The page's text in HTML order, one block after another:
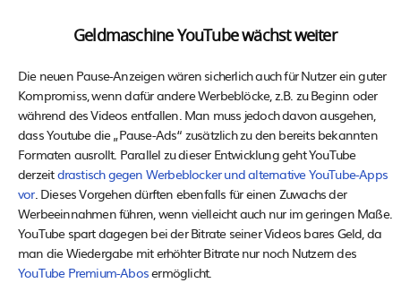
Geldmaschine YouTube wächst weiter
Die neuen Pause-Anzeigen wären sicherlich auch für Nutzer ein guter
Kompromiss, wenn dafür andere Werbeblöcke, z.B. zu Beginn oder
während des Videos entfallen. Man muss jedoch davon ausgehen,
dass Youtube die „Pause-Ads“ zusätzlich zu den bereits bekannten
Formaten ausrollt. Parallel zu dieser Entwicklung geht YouTube
derzeitdrastisch gegen Werbeblocker und alternative YouTube-Apps
vor. Dieses Vorgehen dürften ebenfalls für einen Zuwachs der
Werbeeinnahmen führen, wenn vielleicht auch nur im geringen Maße.
YouTube spart dagegen bei der Bitrate seiner Videos bares Geld, da
man die Wiedergabe mit erhöhter Bitrate nur noch Nutzern des
YouTube Premium-Abosermöglicht.